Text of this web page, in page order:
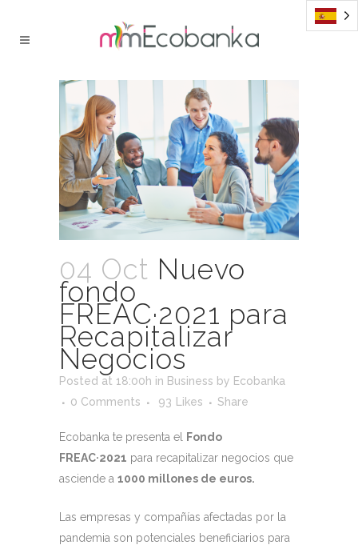
04 Oct Nuevo
fondo
FREAC·2021 para
Recapitalizar
Negocios
Posted at 18:00h in Business by Ecobanka
0 Comments
93 Likes Share
Ecobanka te presenta el
Fondo
FREAC·2021 para recapitalizar negocios que
asciende a 1000 millones de euros.
Las empresas y compañías afectadas por la
pandemia son potenciales beneficiarios para